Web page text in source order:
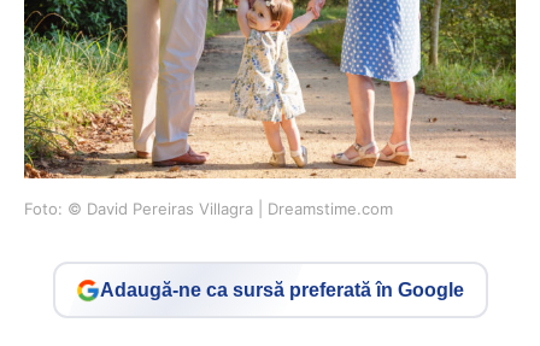
Foto: © David Pereiras Villagra | Dreamstime.com
Adaugă-ne ca sursă preferată în Google